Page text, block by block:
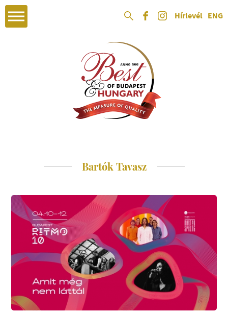
Hírlevél ENG
Bartók Tavasz